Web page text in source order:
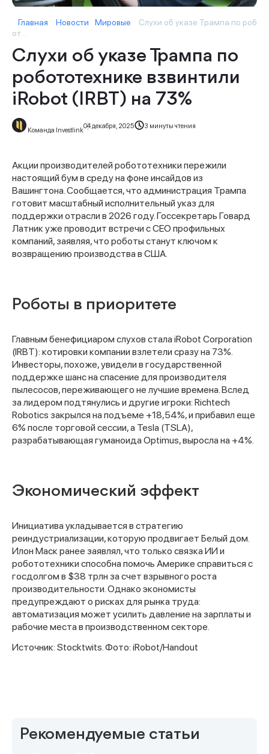
Главная Новости Мировые
Слухи об указе Трампа по роб
от...
Слухи об указе Трампа по
робототехнике взвинтили
iRobot (IRBT) на 73%
Команда Investlink
04 декабря, 2025 3 минуты чтения
Акции производителей робототехники пережили
настоящий бум в среду на фоне инсайдов из
Вашингтона. Сообщается, что администрация Трампа
готовит масштабный исполнительный указ для
поддержки отрасли в 2026 году. Госсекретарь Говард
Латник уже проводит встречи с CEO профильных
компаний, заявляя, что роботы станут ключом к
возвращению производства в США.
Роботы в приоритете
Главным бенефициаром слухов стала iRobot Corporation
(IRBT): котировки компании взлетели сразу на 73%.
Инвесторы, похоже, увидели в государственной
поддержке шанс на спасение для производителя
пылесосов, переживающего не лучшие времена. Вслед
за лидером подтянулись и другие игроки: Richtech
Robotics закрылся на подъеме +18,54%, и прибавил еще
6% после торговой сессии, а Tesla (TSLA),
разрабатывающая гуманоида Optimus, выросла на +4%.
Экономический эффект
Инициатива укладывается в стратегию
реиндустриализации, которую продвигает Белый дом.
Илон Маск ранее заявлял, что только связка ИИ и
робототехники способна помочь Америке справиться с
госдолгом в $38 трлн за счет взрывного роста
производительности. Однако экономисты
предупреждают о рисках для рынка труда:
автоматизация может усилить давление на зарплаты и
рабочие места в производственном секторе.
Источник: Stocktwits. Фото: iRobot/Handout
Рекомендуемые статьи